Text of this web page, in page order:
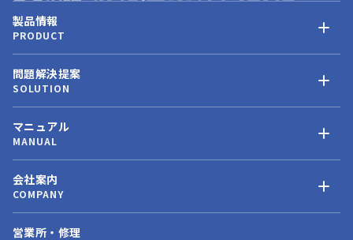
製品情報
PRODUCT
問題解決提案
SOLUTION
マニュアル
MANUAL
会社案内
COMPANY
営業所・修理